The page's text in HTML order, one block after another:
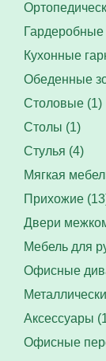
Гардеробные
Кухонные
Обеденные
Столовые (1)
Столы (1)
Стулья (4)
Мягкая
Прихожие
Двери
Мебель для
Офисные
Аксессуары
Офисные